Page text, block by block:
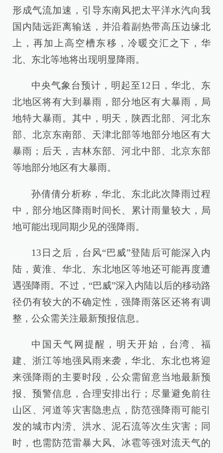
形成气流加速，引导东南风把太平洋水汽向我
国内陆远距离输送，并沿着副热带高压边缘北
上，再加上高空槽东移，冷暖交汇之下，华
北、东北等地将出现明显降雨。
中央气象台预计，明起至12日，华北、东
北地区将有大到暴雨，部分地区有大暴雨，局
地特大暴雨。其中，明天，陕西北部、河北东
部、北京东南部、天津北部等地部分地区有大
暴雨；后天，吉林东部、河北中部、北京东部
等地部分地区有大暴雨。
孙倩倩分析称，华北、东北此次降雨过程
中，部分地区降雨时间长、累计雨量较大，局
地可能出现同期少见的强降雨。
13日之后，台风“巴威”登陆后可能深入内
陆，黄淮、华北、东北地区等地还可能再度遭
遇强降雨。不过，“巴威”深入内陆以后的移动路
径仍有较大的不确定性，强降雨落区还将有调
整，公众需关注最新预报信息。
中国天气网提醒，明天开始，台湾、福
建、浙江等地强风雨来袭，华北、东北也将迎
来强降雨的主要时段，公众需留意当地最新预
报、预警信息，合理安排出行；尽量避免前往
山区、河道等灾害隐患点，防范强降雨可能引
发的城市内涝、洪水、泥石流等次生灾害；同
时，也需防范雷暴大风、冰雹等强对流天气的